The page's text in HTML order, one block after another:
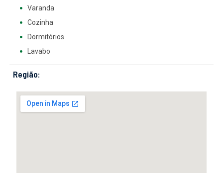
Varanda
Cozinha
Dormitórios
Lavabo
Região: